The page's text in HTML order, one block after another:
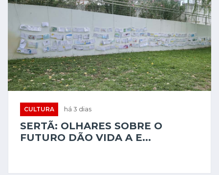
CULTURA há 3 dias
SERTÃ: OLHARES SOBRE O
FUTURO DÃO VIDA A E...